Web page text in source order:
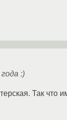
:)
Так что